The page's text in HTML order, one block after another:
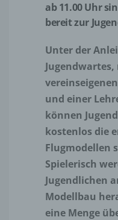
ab 11.00 Uhr
bereit zur
Unter der
und einer
können
kostenlos die
Flugmodellen
Spielerisch
Jugendlichen
Modellbau
eine Menge